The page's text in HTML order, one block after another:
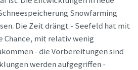
Snowfarming
Die Zeit drängt - Seefeld hat mit
Chance, mit relativ wenig
- die Vorbereitungen sind
werden aufgegriffen -